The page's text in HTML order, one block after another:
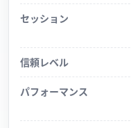
セッション
信頼レベル
パフォーマンス